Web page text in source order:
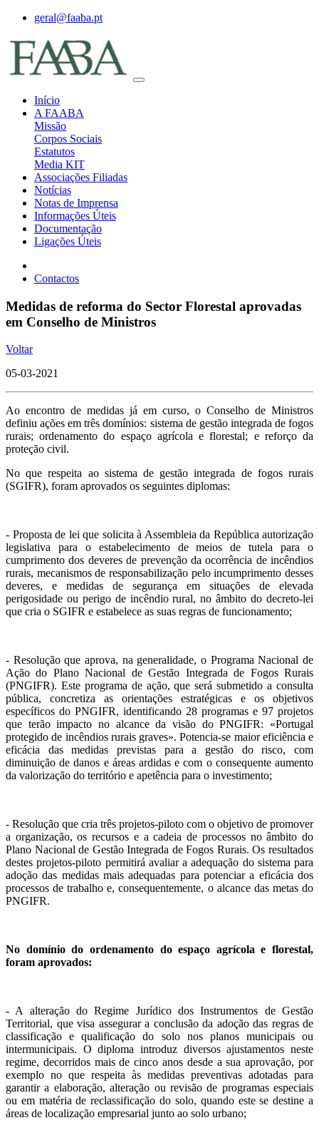
geral@faaba.pt
Início
A FAABA
Missão
Corpos Sociais
Estatutos
Media KIT
Associações Filiadas
Notícias
Notas de Imprensa
Informações Úteis
Documentação
Ligações Úteis
Contactos
Medidas de reforma do Sector Florestal aprovadas
em Conselho de Ministros
Voltar
05-03-2021
Ao encontro de medidas já em curso, o Conselho de Ministros
definiu ações em três domínios: sistema de gestão integrada de fogos
rurais; ordenamento do espaço agrícola e florestal; e reforço da
proteção civil.
No que respeita ao sistema de gestão integrada de fogos rurais
(SGIFR), foram aprovados os seguintes diplomas:
- Proposta de lei que solicita à Assembleia da República autorização
legislativa para o estabelecimento de meios de tutela para o
cumprimento dos deveres de prevenção da ocorrência de incêndios
rurais, mecanismos de responsabilização pelo incumprimento desses
deveres, e medidas de segurança em situações de elevada
perigosidade ou perigo de incêndio rural, no âmbito do decreto-lei
que cria o SGIFR e estabelece as suas regras de funcionamento;
- Resolução que aprova, na generalidade, o Programa Nacional de
Ação do Plano Nacional de Gestão Integrada de Fogos Rurais
(PNGIFR). Este programa de ação, que será submetido a consulta
pública, concretiza as orientações estratégicas e os objetivos
específicos do PNGIFR, identificando 28 programas e 97 projetos
que terão impacto no alcance da visão do PNGIFR: «Portugal
protegido de incêndios rurais graves». Potencia-se maior eficiência e
eficácia das medidas previstas para a gestão do risco, com
diminuição de danos e áreas ardidas e com o consequente aumento
da valorização do território e apetência para o investimento;
- Resolução que cria três projetos-piloto com o objetivo de promover
a organização, os recursos e a cadeia de processos no âmbito do
Plano Nacional de Gestão Integrada de Fogos Rurais. Os resultados
destes projetos-piloto permitirá avaliar a adequação do sistema para
adoção das medidas mais adequadas para potenciar a eficácia dos
processos de trabalho e, consequentemente, o alcance das metas do
PNGIFR.
No domínio do ordenamento do espaço agrícola e florestal,
foram aprovados:
- A alteração do Regime Jurídico dos Instrumentos de Gestão
Territorial, que visa assegurar a conclusão da adoção das regras de
classificação e qualificação do solo nos planos municipais ou
intermunicipais. O diploma introduz diversos ajustamentos neste
regime, decorridos mais de cinco anos desde a sua aprovação, por
exemplo no que respeita às medidas preventivas adotadas para
garantir a elaboração, alteração ou revisão de programas especiais
ou em matéria de reclassificação do solo, quando este se destine a
áreas de localização empresarial junto ao solo urbano;